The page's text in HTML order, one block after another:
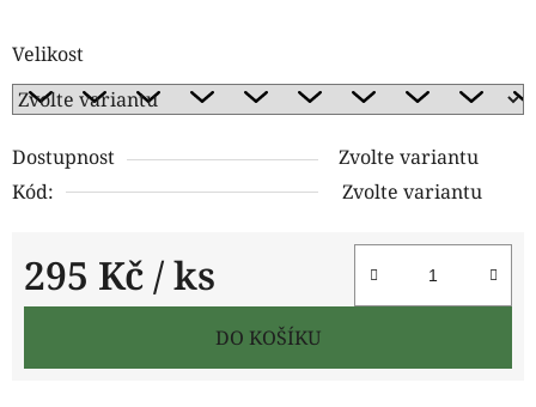
Velikost
Dostupnost
Zvolte variantu
Kód:
Zvolte variantu
295 Kč / ks
Měrná cena:
DO KOŠÍKU